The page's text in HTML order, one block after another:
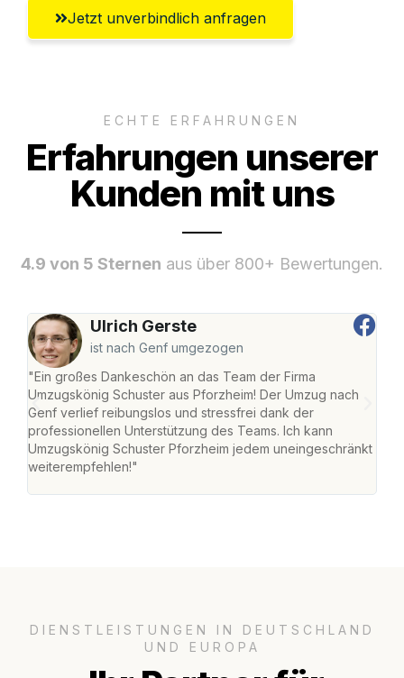
Jetzt unverbindlich anfragen
ECHTE ERFAHRUNGEN
Erfahrungen unserer
Kunden mit uns
4.9 von 5 Sternen aus über 800+ Bewertungen.
Ulrich Gerste
ist nach Genf umgezogen
"Ein großes Dankeschön an das Team der Firma
Umzugskönig Schuster aus Pforzheim! Der Umzug nach
Genf verlief reibungslos und stressfrei dank der
professionellen Unterstützung des Teams. Ich kann
Umzugskönig Schuster Pforzheim jedem uneingeschränkt
weiterempfehlen!"
DIENSTLEISTUNGEN IN DEUTSCHLAND
UND EUROPA